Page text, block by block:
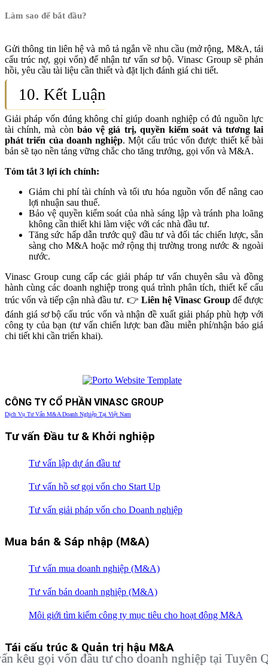
Làm sao để bắt đầu?
Gửi thông tin liên hệ và mô tả ngắn về nhu cầu (mở rộng, M&A, tái
cấu trúc nợ, gọi vốn) để nhận tư vấn sơ bộ. Vinasc Group sẽ phản
hồi, yêu cầu tài liệu cần thiết và đặt lịch đánh giá chi tiết.
10. Kết Luận
Giải pháp vốn đúng không chỉ giúp doanh nghiệp có đủ nguồn lực
tài chính, mà còn bảo vệ giá trị, quyền kiểm soát và tương lai
phát triển của doanh nghiệp. Một cấu trúc vốn được thiết kế bài
bản sẽ tạo nền tảng vững chắc cho tăng trưởng, gọi vốn và M&A.
Tóm tắt 3 lợi ích chính:
Giảm chi phí tài chính và tối ưu hóa nguồn vốn để nâng cao
lợi nhuận sau thuế.
Bảo vệ quyền kiểm soát của nhà sáng lập và tránh pha loãng
không cần thiết khi làm việc với các nhà đầu tư.
Tăng sức hấp dẫn trước quỹ đầu tư và đối tác chiến lược, sẵn
sàng cho M&A hoặc mở rộng thị trường trong nước & ngoài
nước.
Vinasc Group cung cấp các giải pháp tư vấn chuyên sâu và đồng
hành cùng các doanh nghiệp trong quá trình phân tích, thiết kế cấu
trúc vốn và tiếp cận nhà đầu tư. 👉 Liên hệ Vinasc Groupđể được
đánh giá sơ bộ cấu trúc vốn và nhận đề xuất giải pháp phù hợp với
công ty của bạn (tư vấn chiến lược ban đầu miễn phí/nhận báo giá
chi tiết khi cần triển khai).
CÔNG TY CỔ PHẦN VINASC GROUP
Dịch Vụ Tư Vấn M&A Doanh Nghiệp Tại Việt Nam
Tư vấn Đầu tư & Khởi nghiệp
Tư vấn lập dự án đầu tư
Tư vấn hồ sơ gọi vốn cho Start Up
Tư vấn giải pháp vốn cho Doanh nghiệp
Mua bán & Sáp nhập (M&A)
Tư vấn mua doanh nghiệp (M&A)
Tư vấn bán doanh nghiệp (M&A)
Môi giới tìm kiếm công ty mục tiêu cho hoạt động M&A
Tái cấu trúc & Quản trị hậu M&A
tư cho doanh nghiệp tại Tuyên Quang Dịch